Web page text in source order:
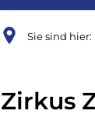
Sie sind hier:
Zirkus